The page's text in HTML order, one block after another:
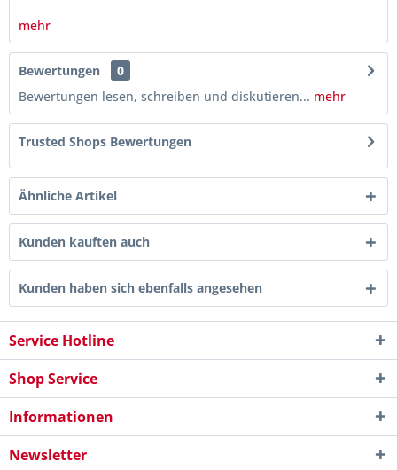
mehr
Bewertungen
0
Bewertungen lesen, schreiben und diskutieren... mehr
Trusted Shops Bewertungen
Ähnliche Artikel
Kunden kauften auch
Kunden haben sich ebenfalls angesehen
Service Hotline
Shop Service
Informationen
Newsletter